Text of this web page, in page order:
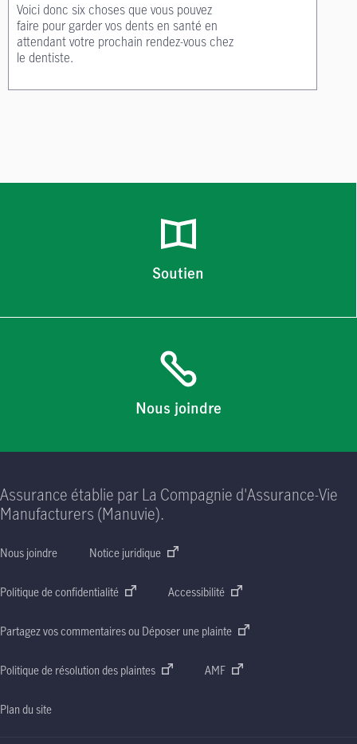
Voici donc six choses que vous pouvez
faire pour garder vos dents en santé en
attendant votre prochain rendez-vous chez
le dentiste.
Soutien
Nous joindre
Assurance établie par La Compagnie d'Assurance-Vie
Manufacturers (Manuvie).
Nous joindre Notice juridique
Politique de confidentialité Accessibilité
Partagez vos commentaires ou Déposer une plainte
Politique de résolution des plaintes AMF
Plan du site